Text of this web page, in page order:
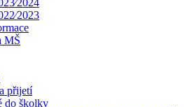
MŠ
přijetí
do školky